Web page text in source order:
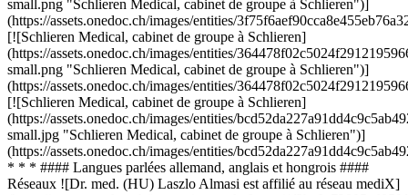
small.png "Schlieren Medical, cabinet de groupe à Schlieren")]
(https://assets.onedoc.ch/images/entities/
[![Schlieren Medical, cabinet de groupe à Schlieren]
(https://assets.onedoc.ch/images/entities/
small.png "Schlieren Medical, cabinet de groupe à Schlieren")]
(https://assets.onedoc.ch/images/entities/
[![Schlieren Medical, cabinet de groupe à Schlieren]
(https://assets.onedoc.ch/images/entities/
small.jpg "Schlieren Medical, cabinet de groupe à Schlieren")]
(https://assets.onedoc.ch/images/entities/
* * * #### Langues parlées allemand, anglais et hongrois ####
Réseaux ![Dr. med. (HU) Laszlo Almasi est affilié au réseau mediX]